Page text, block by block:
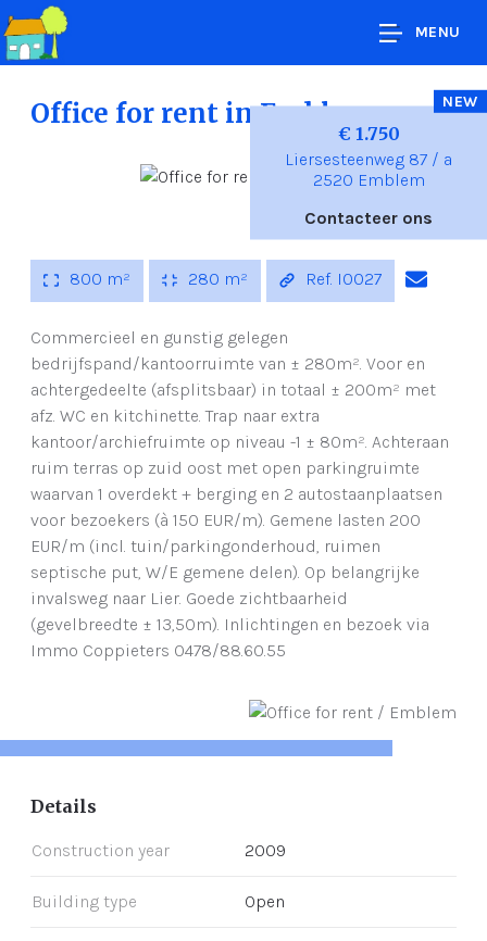
MENU
Office for rent in Emblem
€ 1.750
Liersesteenweg 87 / a
2520 Emblem
Contacteer ons
NEW
800 m² 280 m² Ref. I0027
Commercieel en gunstig gelegen
bedrijfspand/kantoorruimte van ± 280m². Voor en
achtergedeelte (afsplitsbaar) in totaal ± 200m² met
afz. WC en kitchinette. Trap naar extra
kantoor/archiefruimte op niveau -1 ± 80m². Achteraan
ruim terras op zuid oost met open parkingruimte
waarvan 1 overdekt + berging en 2 autostaanplaatsen
voor bezoekers (à 150 EUR/m). Gemene lasten 200
EUR/m (incl. tuin/parkingonderhoud, ruimen
septische put, W/E gemene delen). Op belangrijke
invalsweg naar Lier. Goede zichtbaarheid
(gevelbreedte ± 13,50m). Inlichtingen en bezoek via
Immo Coppieters 0478/88.60.55
Details
Construction year 2009
Building type Open